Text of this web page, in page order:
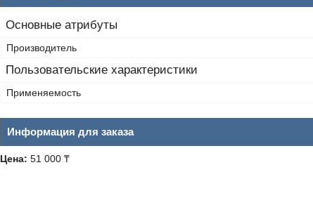
Основные атрибуты
Производитель
Пользовательские характеристики
Применяемость
Информация для заказа
Цена: 51 000 ₸